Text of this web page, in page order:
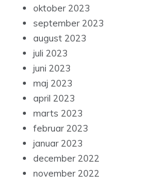
oktober 2023
september 2023
august 2023
juli 2023
juni 2023
maj 2023
april 2023
marts 2023
februar 2023
januar 2023
december 2022
november 2022